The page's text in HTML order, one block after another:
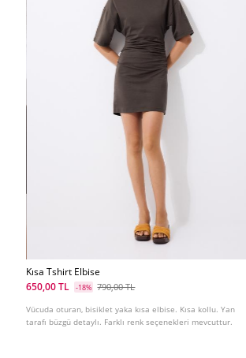
Kısa Tshirt Elbise
650,00 TL
-18% 790,00 TL
Vücuda oturan, bisiklet yaka kısa elbise. Kısa kollu. Yan
tarafı büzgü detaylı. Farklı renk seçenekleri mevcuttur.